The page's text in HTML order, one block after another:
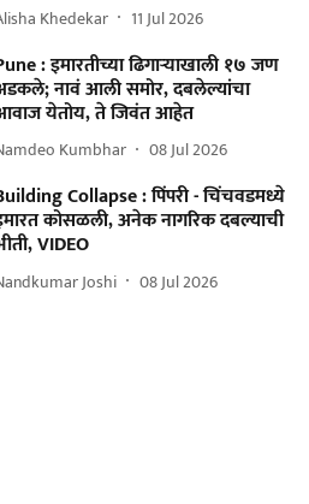
Khedekar 11 Jul 2026
: इमारतीच्या ढिगाऱ्याखाली १७ जण
नावं आली समोर, दबलेल्यांचा
येतोय, ते जिवंत आहेत
Kumbhar 08 Jul 2026
Collapse : पिंपरी - चिंचवडमध्ये
कोसळली, अनेक नागरिक दबल्याची
VIDEO
Joshi 08 Jul 2026